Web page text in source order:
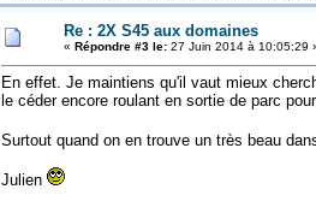
Re : 2X S45 aux domaines
« Répondre #3 le:27 Juin 2014 à 10:05:29
En effet. Je maintiens qu'il vaut mieux
le céder encore roulant en sortie de parc
Surtout quand on en trouve un très beau
Julien